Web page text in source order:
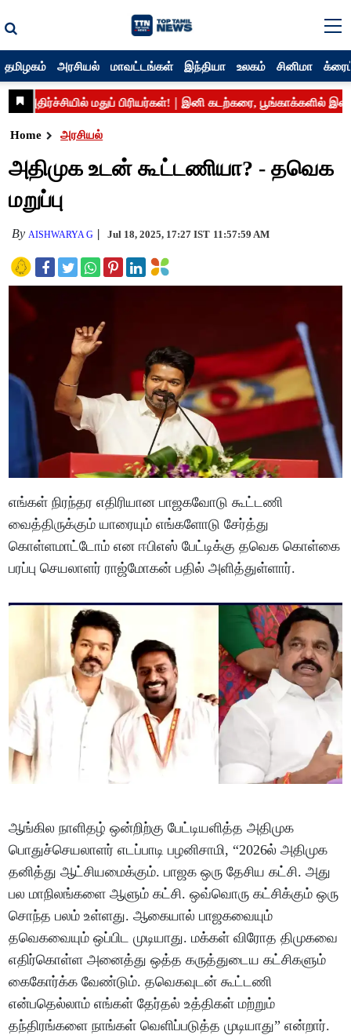
தமிழகம் அரசியல் மாவட்டங்கள் இந்தியா உலகம் சினிமா
Home அரசியல்
அதிமுக உடன் கூட்டணியா? - தவெக
மறுப்பு
By AISHWARYA G Jul 18, 2025, 17:27 IST 11:57:59 AM
எங்கள் நிரந்தர எதிரியான பாஜகவோடு கூட்டணி
வைத்திருக்கும் யாரையும் எங்களோடு சேர்த்து
கொள்ளமாட்டோம் என ஈபிஎஸ் பேட்டிக்கு தவெக கொள்கை
பரப்பு செயலாளர் ராஜ்மோகன் பதில் அளித்துள்ளார்.
ஆங்கில நாளிதழ் ஒன்றிற்கு பேட்டியளித்த அதிமுக
பொதுச்செயலாளர் எடப்பாடி பழனிசாமி, “2026ல் அதிமுக
தனித்து ஆட்சியமைக்கும். பாஜக ஒரு தேசிய கட்சி. அது
பல மாநிலங்களை ஆளும் கட்சி. ஒவ்வொரு கட்சிக்கும் ஒரு
சொந்த பலம் உள்ளது. ஆகையால் பாஜகவையும்
தவெகவையும் ஒப்பிட முடியாது. மக்கள் விரோத திமுகவை
எதிர்கொள்ள அனைத்து ஒத்த கருத்துடைய கட்சிகளும்
கைகோர்க்க வேண்டும். தவெகவுடன் கூட்டணி
என்பதெல்லாம் எங்கள் தேர்தல் உத்திகள் மற்றும்
தந்திரங்களை நாங்கள் வெளிப்படுத்த முடியாது” என்றார்.